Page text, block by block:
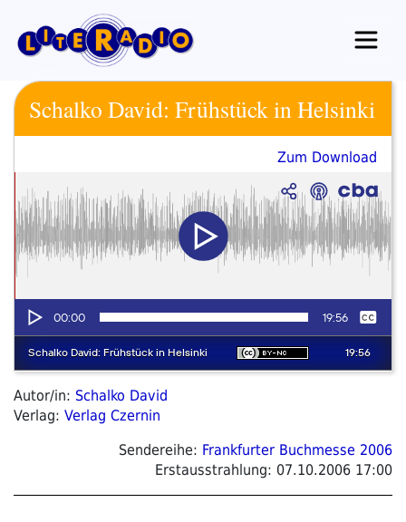
Inhalt
springen
Schalko David: Frühstück in Helsinki
Zum Download
Autor/in: Schalko David
Verlag: Verlag Czernin
Sendereihe: Frankfurter Buchmesse 2006
Erstausstrahlung: 07.10.2006 17:00